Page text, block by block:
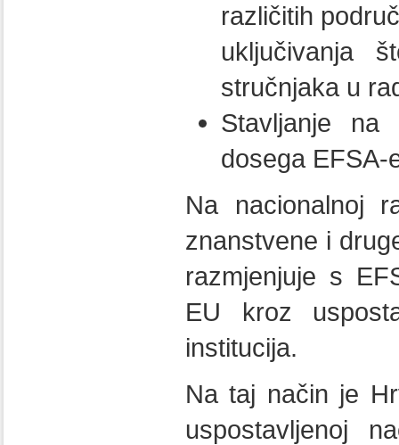
različitih
uključivanja
stručnjaka u
Stavljanje
dosega EFSA-
Na nacionalnoj
znanstvene i
razmjenjuje s
EU kroz
institucija.
Na taj način je
uspostavljenoj